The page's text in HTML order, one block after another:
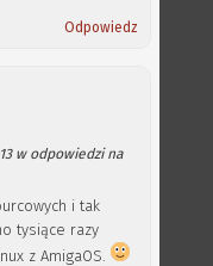
Odpowiedz
w odpowiedzi na
i tak
tysiące razy
z AmigaOS.